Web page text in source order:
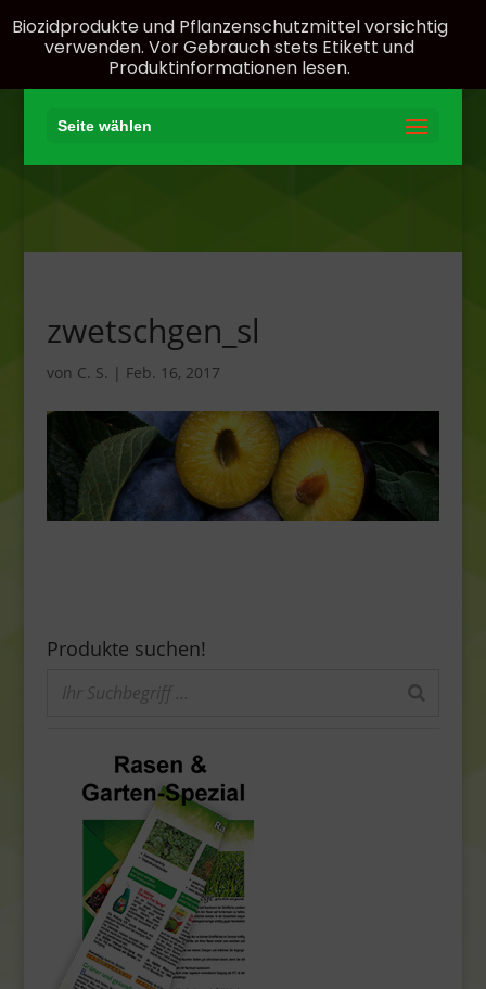
Seite wählen
zwetschgen_sl
von C. S. | Feb. 16, 2017
Produkte suchen!
Biozidprodukte und Pflanzenschutzmittel vorsichtig
verwenden. Vor Gebrauch stets Etikett und
Produktinformationen lesen.